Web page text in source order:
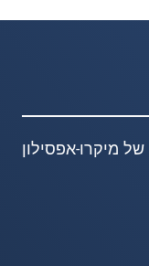
מיקרו-אפסילון